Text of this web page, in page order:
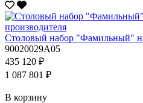
Столовый набор "Фамильный"
90020029А05
435 120 ₽
1 087 801 ₽
В корзину